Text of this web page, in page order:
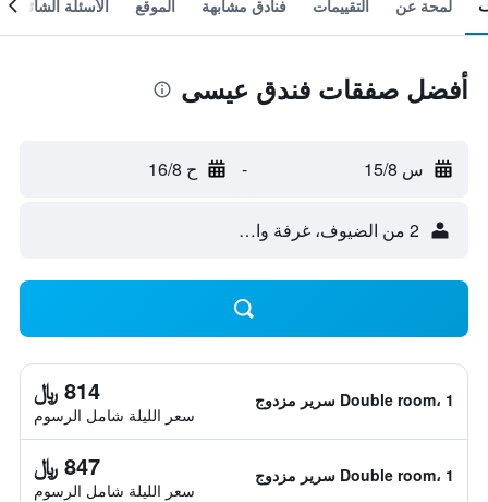
لمحة عن التقييمات فنادق مشابهة الموقع الأسئلة الشائعة
أفضل صفقات فندق عيسى
س 15/8 - ح 16/8
2 من الضيوف، غرفة واحدة
Double room، 1 سرير مزدوج 814 ﷼
سعر الليلة شامل الرسوم
Double room، 1 سرير مزدوج 847 ﷼
سعر الليلة شامل الرسوم